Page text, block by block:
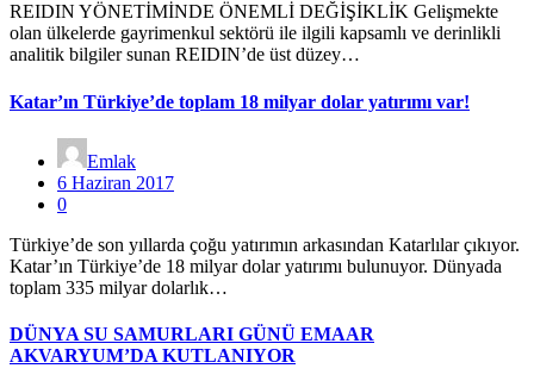
REIDIN YÖNETİMİNDE ÖNEMLİ DEĞİŞİKLİK Gelişmekte
olan ülkelerde gayrimenkul sektörü ile ilgili kapsamlı ve derinlikli
analitik bilgiler sunan REIDIN’de üst düzey…
Katar’ın Türkiye’de toplam 18 milyar dolar yatırımı var!
Emlak
6 Haziran 2017
0
Türkiye’de son yıllarda çoğu yatırımın arkasından Katarlılar çıkıyor.
Katar’ın Türkiye’de 18 milyar dolar yatırımı bulunuyor. Dünyada
toplam 335 milyar dolarlık…
DÜNYA SU SAMURLARI GÜNÜ EMAAR
AKVARYUM’DA KUTLANIYOR